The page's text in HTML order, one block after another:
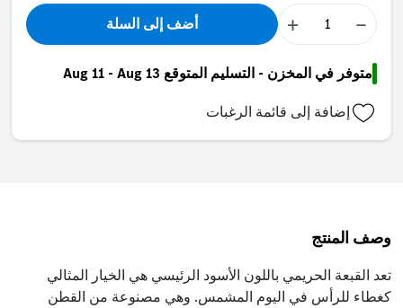
−
+ أضف إلى السلة
متوفر في المخزن - التسليم المتوقع Aug 11 - Aug 13
إضافة إلى قائمة الرغبات
وصف المنتج
تعد القبعة الحريمي باللون الأسود الرئيسي هي الخيار المثالي
كغطاء للرأس في اليوم المشمس. وهي مصنوعة من القطن